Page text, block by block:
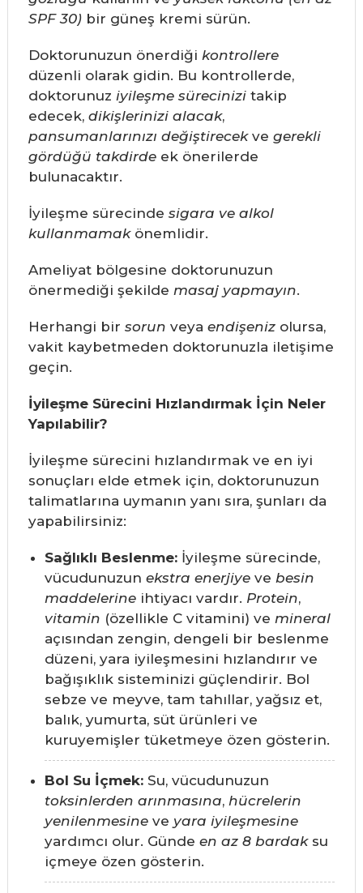
SPF 30)bir güneş kremi sürün.
Doktorunuzun önerdiği kontrollere
düzenli olarak gidin. Bu kontrollerde,
doktorunuz iyileşme sürecinizitakip
edecek, dikişlerinizi alacak,
pansumanlarınızı değiştirecekve gerekli
gördüğü takdirdeek önerilerde
bulunacaktır.
İyileşme sürecinde sigara ve alkol
kullanmamakönemlidir.
Ameliyat bölgesine doktorunuzun
önermediği şekilde masaj yapmayın.
Herhangi bir sorun veya endişenizolursa,
vakit kaybetmeden doktorunuzla iletişime
geçin.
İyileşme Sürecini Hızlandırmak İçin Neler
Yapılabilir?
İyileşme sürecini hızlandırmak ve en iyi
sonuçları elde etmek için, doktorunuzun
talimatlarına uymanın yanı sıra, şunları da
yapabilirsiniz:
Sağlıklı Beslenme:İyileşme sürecinde,
vücudunuzun ekstra enerjiyeve besin
maddelerineihtiyacı vardır. Protein,
vitamin (özellikle C vitamini) ve mineral
açısından zengin, dengeli bir beslenme
düzeni, yara iyileşmesini hızlandırır ve
bağışıklık sisteminizi güçlendirir. Bol
sebze ve meyve, tam tahıllar, yağsız et,
balık, yumurta, süt ürünleri ve
kuruyemişler tüketmeye özen gösterin.
Bol Su İçmek:Su, vücudunuzun
toksinlerden arınmasına, hücrelerin
yenilenmesineve yara iyileşmesine
yardımcı olur. Günde en az 8 bardaksu
içmeye özen gösterin.